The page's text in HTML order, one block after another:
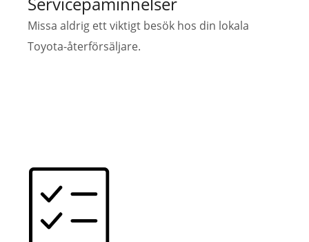
Missa aldrig ett viktigt besök hos din lokala
Toyota-återförsäljare.